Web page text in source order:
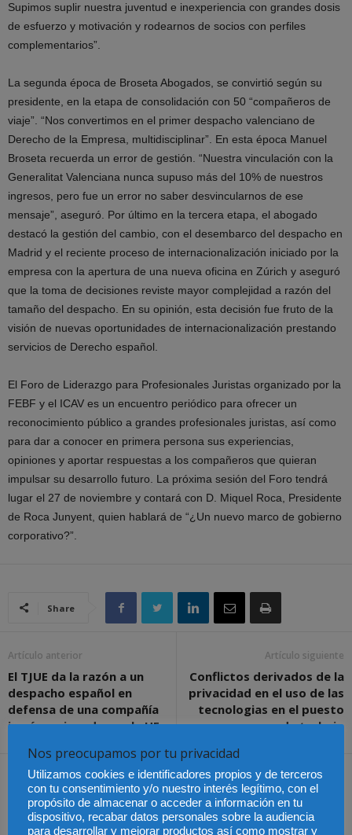
Supimos suplir nuestra juventud e inexperiencia con grandes dosis
de esfuerzo y motivación y rodearnos de socios con perfiles
complementarios”.
La segunda época de Broseta Abogados, se convirtió según su
presidente, en la etapa de consolidación con 50 “compañeros de
viaje”. “Nos convertimos en el primer despacho valenciano de
Derecho de la Empresa, multidisciplinar”. En esta época Manuel
Broseta recuerda un error de gestión. “Nuestra vinculación con la
Generalitat Valenciana nunca supuso más del 10% de nuestros
ingresos, pero fue un error no saber desvincularnos de ese
mensaje”, aseguró. Por último en la tercera etapa, el abogado
destacó la gestión del cambio, con el desembarco del despacho en
Madrid y el reciente proceso de internacionalización iniciado por la
empresa con la apertura de una nueva oficina en Zúrich y aseguró
que la toma de decisiones reviste mayor complejidad a razón del
tamaño del despacho. En su opinión, esta decisión fue fruto de la
visión de nuevas oportunidades de internacionalización prestando
servicios de Derecho español.
El Foro de Liderazgo para Profesionales Juristas organizado por la
FEBF y el ICAV es un encuentro periódico para ofrecer un
reconocimiento público a grandes profesionales juristas, así como
para dar a conocer en primera persona sus experiencias,
opiniones y aportar respuestas a los compañeros que quieran
impulsar su desarrollo futuro. La próxima sesión del Foro tendrá
lugar el 27 de noviembre y contará con D. Miquel Roca, Presidente
de Roca Junyent, quien hablará de “¿Un nuevo marco de gobierno
corporativo?”.
Share
Artículo anterior
El TJUE da la razón a un
despacho español en
defensa de una compañía
iraní sancionada por la UE
Artículo siguiente
Conflictos derivados de la
privacidad en el uso de las
tecnologias en el puesto
de trabajo
Artículos relacionados Más del autor
Nos preocupamos por tu privacidad
Utilizamos cookies e identificadores propios y de terceros
con tu consentimiento y/o nuestro interés legítimo, con el
propósito de almacenar o acceder a información en tu
dispositivo, recabar datos personales sobre la audiencia
para desarrollar y mejorar productos así como mostrar y